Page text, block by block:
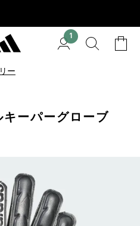
1
ー
キーパーグローブ